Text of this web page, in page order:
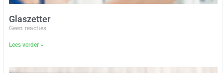
Glaszetter
Geen reacties
Lees verder »